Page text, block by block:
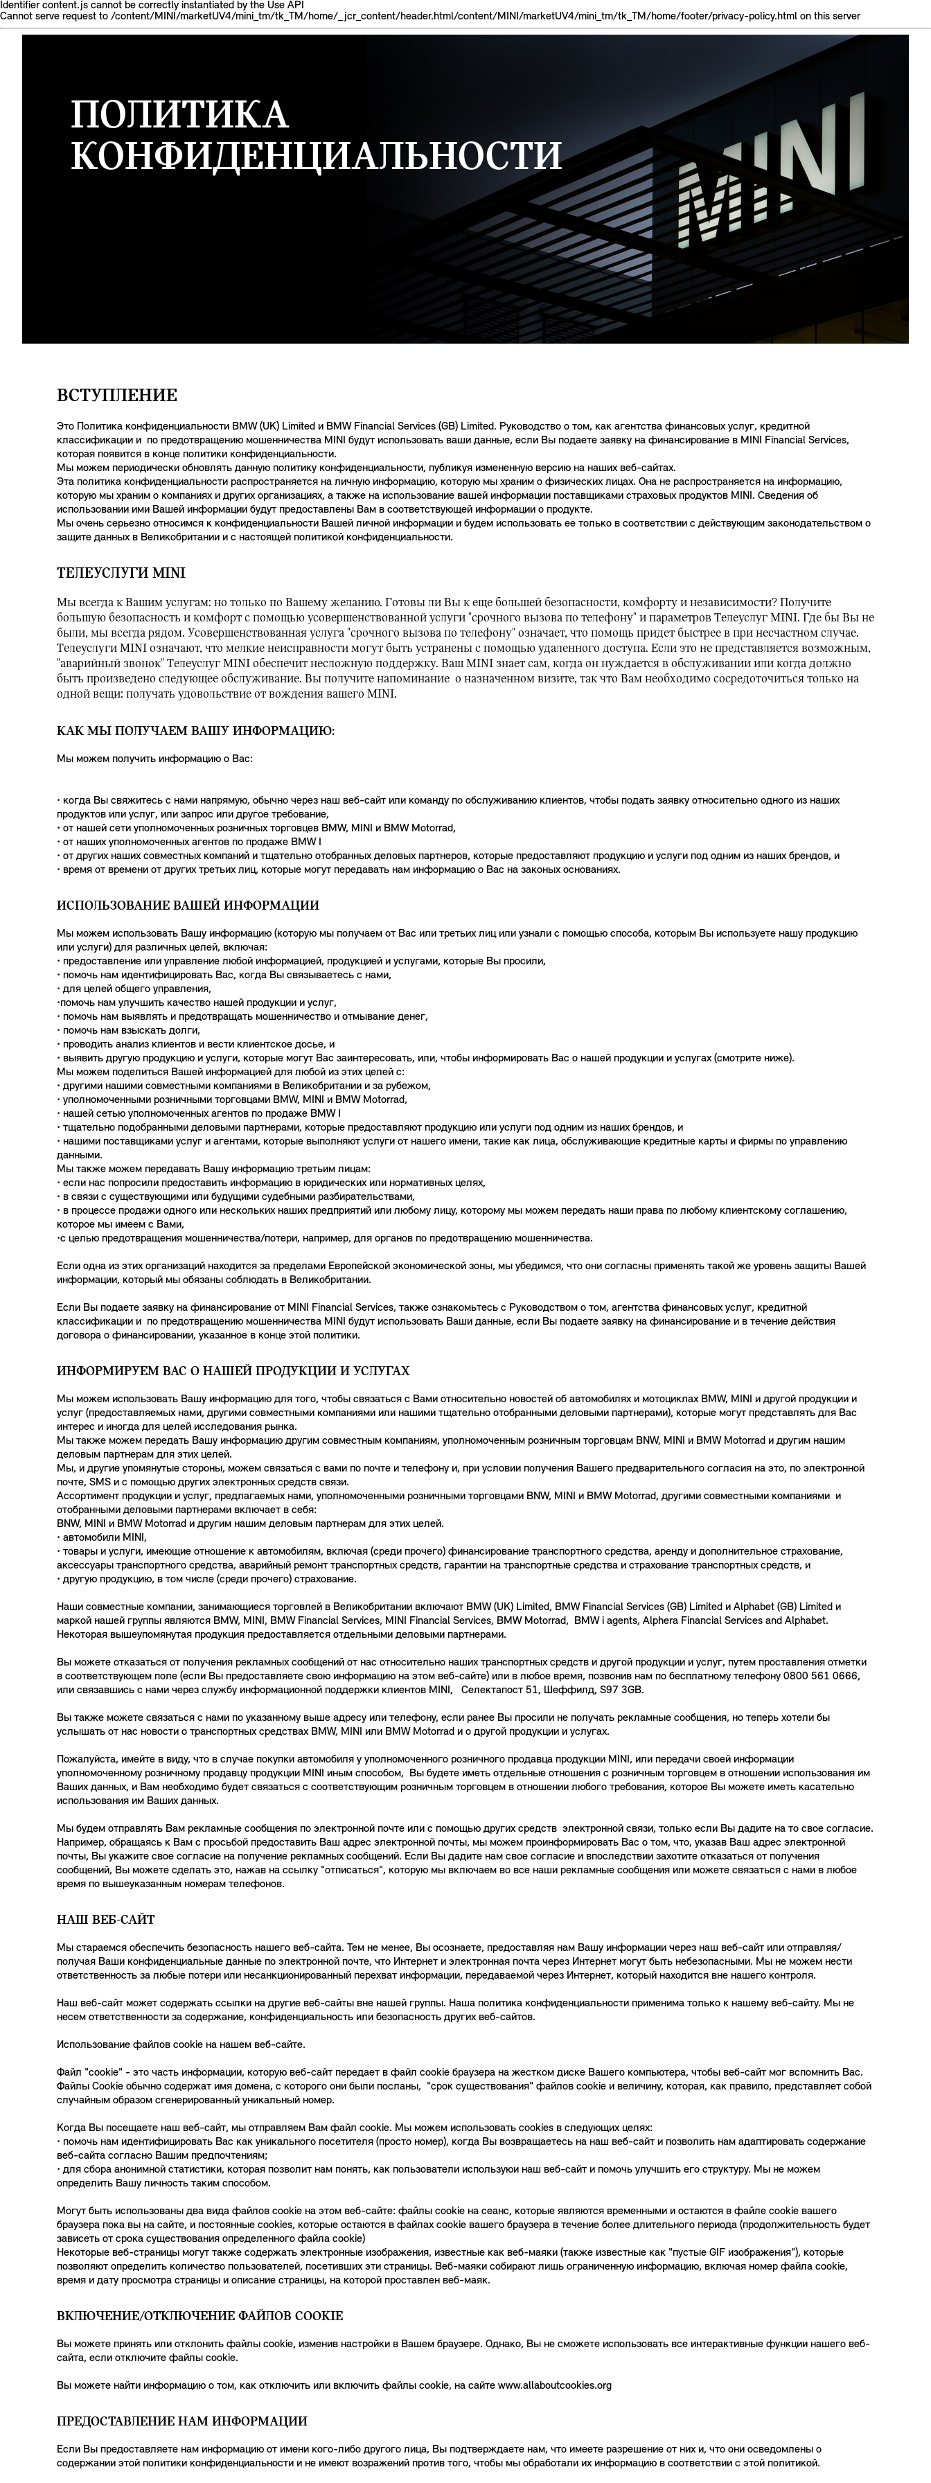
Identifier content.js cannot be correctly instantiated by the Use API
Cannot serve request to /content/MINI/marketUV4/mini_tm/tk_TM/home/_jcr_content/header.html/content/MINI/marketUV4/mini_tm/tk_TM/home/footer/privacy-policy.html on this server
ПОЛИТИКА
КОНФИДЕНЦИАЛЬНОСТИ
ВСТУПЛЕНИЕ
Это Политика конфиденциальности BMW (UK) Limited и BMW Financial Services (GB) Limited. Руководство о том, как агентства финансовых услуг, кредитной
классификации и по предотвращению мошенничества MINI будут использовать ваши данные, если Вы подаете заявку на финансирование в MINI Financial Services,
которая появится в конце политики конфиденциальности.
Мы можем периодически обновлять данную политику конфиденциальности, публикуя измененную версию на наших веб-сайтах.
Эта политика конфиденциальности распространяется на личную информацию, которую мы храним о физических лицах. Она не распространяется на информацию,
которую мы храним о компаниях и других организациях, а также на использование вашей информации поставщиками страховых продуктов MINI. Сведения об
использовании ими Вашей информации будут предоставлены Вам в соответствующей информации о продукте.
Мы очень серьезно относимся к конфиденциальности Вашей личной информации и будем использовать ее только в соответствии с действующим законодательством о
защите данных в Великобритании и с настоящей политикой конфиденциальности.
ТЕЛЕУСЛУГИ MINI
Мы всегда к Вашим услугам: но только по Вашему желанию. Готовы ли Вы к еще большей безопасности, комфорту и независимости? Получите
большую безопасность и комфорт с помощью усовершенствованной услуги "срочного вызова по телефону" и параметров Телеуслуг MINI. Где бы Вы не
были, мы всегда рядом. Усовершенствованная услуга "срочного вызова по телефону" означает, что помощь придет быстрее в при несчастном случае.
Телеуслуги MINI означают, что мелкие неисправности могут быть устранены с помощью удаленного доступа. Если это не представляется возможным,
"аварийный звонок" Телеуслуг MINI обеспечит несложную поддержку. Ваш MINI знает сам, когда он нуждается в обслуживании или когда должно
быть произведено следующее обслуживание. Вы получите напоминание о назначенном визите, так что Вам необходимо сосредоточиться только на
одной вещи: получать удовольствие от вождения вашего MINI.
КАК МЫ ПОЛУЧАЕМ ВАШУ ИНФОРМАЦИЮ:
Мы можем получить информацию о Вас:
• когда Вы свяжитесь с нами напрямую, обычно через наш веб-сайт или команду по обслуживанию клиентов, чтобы подать заявку относительно одного из наших
продуктов или услуг, или запрос или другое требование,
• от нашей сети уполномоченных розничных торговцев BMW, MINI и BMW Motorrad,
• от наших уполномоченных агентов по продаже BMW I
• от других наших совместных компаний и тщательно отобранных деловых партнеров, которые предоставляют продукцию и услуги под одним из наших брендов, и
• время от времени от других третьих лиц, которые могут передавать нам информацию о Вас на законых основаниях.
ИСПОЛЬЗОВАНИЕ ВАШЕЙ ИНФОРМАЦИИ
Мы можем использовать Вашу информацию (которую мы получаем от Вас или третьих лиц или узнали с помощью способа, которым Вы используете нашу продукцию
или услуги) для различных целей, включая:
• предоставление или управление любой информацией, продукцией и услугами, которые Вы просили,
• помочь нам идентифицировать Вас, когда Вы связываетесь с нами,
• для целей общего управления,
•помочь нам улучшить качество нашей продукции и услуг,
• помочь нам выявлять и предотвращать мошенничество и отмывание денег,
• помочь нам взыскать долги,
• проводить анализ клиентов и вести клиентское досье, и
• выявить другую продукцию и услуги, которые могут Вас заинтересовать, или, чтобы информировать Вас о нашей продукции и услугах (смотрите ниже).
Мы можем поделиться Вашей информацией для любой из этих целей с:
• другими нашими совместными компаниями в Великобритании и за рубежом,
• уполномоченными розничными торговцами BMW, MINI и BMW Motorrad,
• нашей сетью уполномоченных агентов по продаже BMW I
• тщательно подобранными деловыми партнерами, которые предоставляют продукцию или услуги под одним из наших брендов, и
• нашими поставщиками услуг и агентами, которые выполняют услуги от нашего имени, такие как лица, обслуживающие кредитные карты и фирмы по управлению
данными.
Мы также можем передавать Вашу информацию третьим лицам:
• если нас попросили предоставить информацию в юридических или нормативных целях,
• в связи с существующими или будущими судебными разбирательствами,
• в процессе продажи одного или нескольких наших предприятий или любому лицу, которому мы можем передать наши права по любому клиентскому соглашению,
которое мы имеем с Вами,
•с целью предотвращения мошенничества/потери, например, для органов по предотвращению мошенничества.
Если одна из этих организаций находится за пределами Европейской экономической зоны, мы убедимся, что они согласны применять такой же уровень защиты Вашей
информации, который мы обязаны соблюдать в Великобритании.
Если Вы подаете заявку на финансирование от MINI Financial Services, также ознакомьтесь с Руководством о том, агентства финансовых услуг, кредитной
классификации и по предотвращению мошенничества MINI будут использовать Ваши данные, если Вы подаете заявку на финансирование и в течение действия
договора о финансировании, указанное в конце этой политики.
ИНФОРМИРУЕМ ВАС О НАШЕЙ ПРОДУКЦИИ И УСЛУГАХ
Мы можем использовать Вашу информацию для того, чтобы связаться с Вами относительно новостей об автомобилях и мотоциклах BMW, MINI и другой продукции и
услуг (предоставляемых нами, другими совместными компаниями или нашими тщательно отобранными деловыми партнерами), которые могут представлять для Вас
интерес и иногда для целей исследования рынка.
Мы также можем передать Вашу информацию другим совместным компаниям, уполномоченным розничным торговцам BNW, MINI и BMW Motorrad и другим нашим
деловым партнерам для этих целей.
Мы, и другие упомянутые стороны, можем связаться с вами по почте и телефону и, при условии получения Вашего предварительного согласия на это, по электронной
почте, SMS и с помощью других электронных средств связи.
Ассортимент продукции и услуг, предлагаемых нами, уполномоченными розничными торговцами BNW, MINI и BMW Motorrad, другими совместными компаниями и
отобранными деловыми партнерами включает в себя:
BNW, MINI и BMW Motorrad и другим нашим деловым партнерам для этих целей.
• автомобили MINI,
• товары и услуги, имеющие отношение к автомобилям, включая (среди прочего) финансирование транспортного средства, аренду и дополнительное страхование,
аксессуары транспортного средства, аварийный ремонт транспортных средств, гарантии на транспортные средства и страхование транспортных средств, и
• другую продукцию, в том числе (среди прочего) страхование.
Наши совместные компании, занимающиеся торговлей в Великобритании включают BMW (UK) Limited, BMW Financial Services (GB) Limited и Alphabet (GB) Limited и
маркой нашей группы являются BMW, MINI, BMW Financial Services, MINI Financial Services, BMW Motorrad, BMW i agents, Alphera Financial Services and Alphabet.
Некоторая вышеупомянутая продукция предоставляется отдельными деловыми партнерами.
Вы можете отказаться от получения рекламных сообщений от нас относительно наших транспортных средств и другой продукции и услуг, путем проставления отметки
в соответствующем поле (если Вы предоставляете свою информацию на этом веб-сайте) или в любое время, позвонив нам по бесплатному телефону 0800 561 0666,
или связавшись с нами через службу информационной поддержки клиентов MINI, Селектапост 51, Шеффилд, S97 3GB.
Вы также можете связаться с нами по указанному выше адресу или телефону, если ранее Вы просили не получать рекламные сообщения, но теперь хотели бы
услышать от нас новости о транспортных средствах BMW, MINI или BMW Motorrad и о другой продукции и услугах.
Пожалуйста, имейте в виду, что в случае покупки автомобиля у уполномоченного розничного продавца продукции MINI, или передачи своей информации
уполномоченному розничному продавцу продукции MINI иным способом, Вы будете иметь отдельные отношения с розничным торговцем в отношении использования им
Ваших данных, и Вам необходимо будет связаться с соответствующим розничным торговцем в отношении любого требования, которое Вы можете иметь касательно
использования им Ваших данных.
Мы будем отправлять Вам рекламные сообщения по электронной почте или с помощью других средств электронной связи, только если Вы дадите на то свое согласие.
Например, обращаясь к Вам с просьбой предоставить Ваш адрес электронной почты, мы можем проинформировать Вас о том, что, указав Ваш адрес электронной
почты, Вы укажите свое согласие на получение рекламных сообщений. Если Вы дадите нам свое согласие и впоследствии захотите отказаться от получения
сообщений, Вы можете сделать это, нажав на ссылку "отписаться", которую мы включаем во все наши рекламные сообщения или можете связаться с нами в любое
время по вышеуказанным номерам телефонов.
НАШ ВЕБ-САЙТ
Мы стараемся обеспечить безопасность нашего веб-сайта. Тем не менее, Вы осознаете, предоставляя нам Вашу информации через наш веб-сайт или отправляя/
получая Ваши конфиденциальные данные по электронной почте, что Интернет и электронная почта через Интернет могут быть небезопасными. Мы не можем нести
ответственность за любые потери или несанкционированный перехват информации, передаваемой через Интернет, который находится вне нашего контроля.
Наш веб-сайт может содержать ссылки на другие веб-сайты вне нашей группы. Наша политика конфиденциальности применима только к нашему веб-сайту. Мы не
несем ответственности за содержание, конфиденциальность или безопасность других веб-сайтов.
Использование файлов cookie на нашем веб-сайте.
Файл "cookie" - это часть информации, которую веб-сайт передает в файл cookie браузера на жестком диске Вашего компьютера, чтобы веб-сайт мог вспомнить Вас.
Файлы Cookie обычно содержат имя домена, с которого они были посланы, "срок существования" файлов cookie и величину, которая, как правило, представляет собой
случайным образом сгенерированный уникальный номер.
Когда Вы посещаете наш веб-сайт, мы отправляем Вам файл cookie. Мы можем использовать cookies в следующих целях:
• помочь нам идентифицировать Вас как уникального посетителя (просто номер), когда Вы возвращаетесь на наш веб-сайт и позволить нам адаптировать содержание
веб-сайта согласно Вашим предпочтениям;
• для сбора анонимной статистики, которая позволит нам понять, как пользователи используюи наш веб-сайт и помочь улучшить его структуру. Мы не можем
определить Вашу личность таким способом.
Могут быть использованы два вида файлов cookie на этом веб-сайте: файлы cookie на сеанс, которые являются временными и остаются в файле cookie вашего
браузера пока вы на сайте, и постоянные cookies, которые остаются в файлах cookie вашего браузера в течение более длительного периода (продолжительность будет
зависеть от срока существования определенного файла cookie)
Некоторые веб-страницы могут также содержать электронные изображения, известные как веб-маяки (также известные как "пустые GIF изображения"), которые
позволяют определить количество пользователей, посетивших эти страницы. Веб-маяки собирают лишь ограниченную информацию, включая номер файла cookie,
время и дату просмотра страницы и описание страницы, на которой проставлен веб-маяк.
ВКЛЮЧЕНИЕ/ОТКЛЮЧЕНИЕ ФАЙЛОВ COOKIE
Вы можете принять или отклонить файлы cookie, изменив настройки в Вашем браузере. Однако, Вы не сможете использовать все интерактивные функции нашего веб-
сайта, если отключите файлы cookie.
Вы можете найти информацию о том, как отключить или включить файлы cookie, на сайте www.allaboutcookies.org
ПРЕДОСТАВЛЕНИЕ НАМ ИНФОРМАЦИИ
Если Вы предоставляете нам информацию от имени кого-либо другого лица, Вы подтверждаете нам, что имеете разрешение от них и, что они осведомлены о
содержании этой политики конфиденциальности и не имеют возражений против того, чтобы мы обработали их информацию в соответствии с этой политикой.